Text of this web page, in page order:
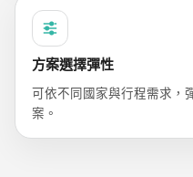
方案選擇彈性
可依不同國家與行程需求，
案。